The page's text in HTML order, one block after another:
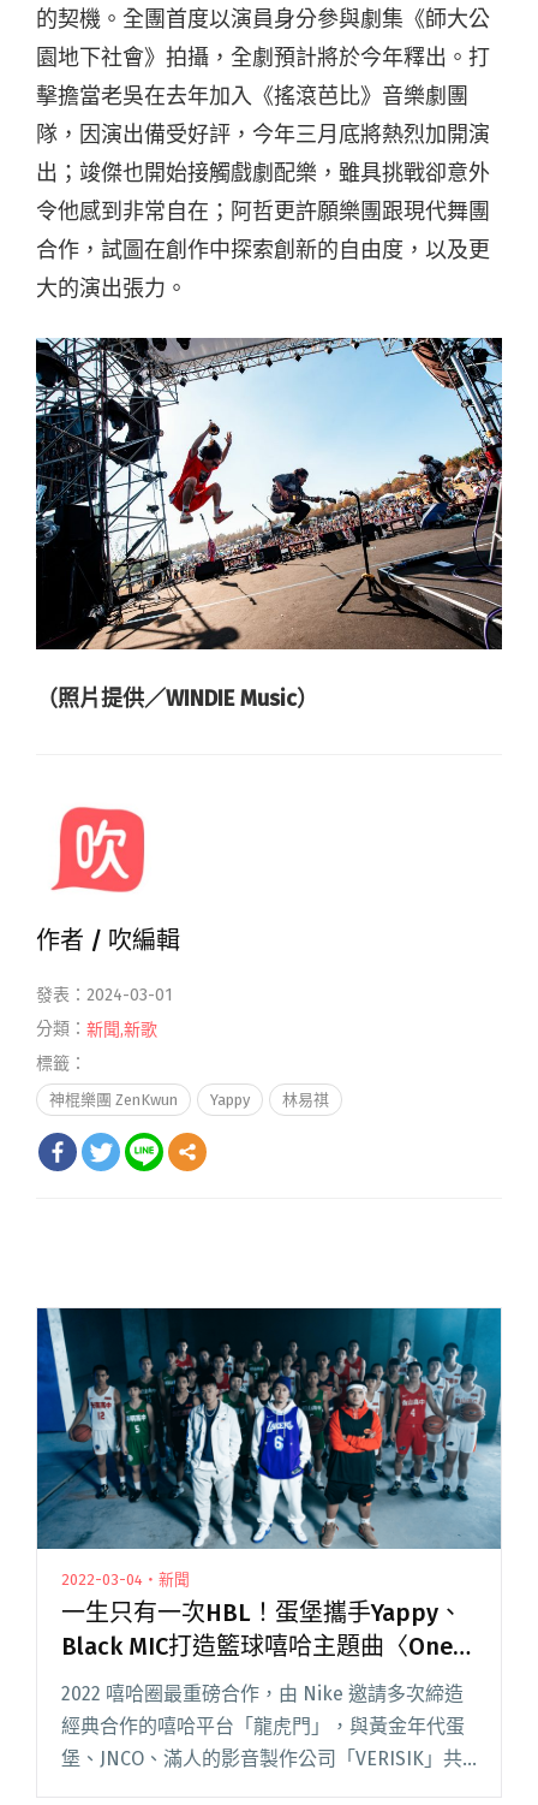
的契機。全團首度以演員身分參與劇集《師大公
園地下社會》拍攝，全劇預計將於今年釋出。打
擊擔當老吳在去年加入《搖滾芭比》音樂劇團
隊，因演出備受好評，今年三月底將熱烈加開演
出；竣傑也開始接觸戲劇配樂，雖具挑戰卻意外
令他感到非常自在；阿哲更許願樂團跟現代舞團
合作，試圖在創作中探索創新的自由度，以及更
大的演出張力。
（照片提供／WINDIE Music）
作者 / 吹編輯
發表：2024-03-01
分類： 新聞,新歌
標籤：
神棍樂團 ZenKwun Yappy 林易祺
2022-03-04・新聞
一生只有一次HBL！蛋堡攜手Yappy、
Black MIC打造籃球嘻哈主題曲〈One
Time〉
2022 嘻哈圈最重磅合作，由 Nike 邀請多次締造
經典合作的嘻哈平台「龍虎門」，與黃金年代蛋
堡、JNCO、滿人的影音製作公司「VERISIK」共
同聯手，為籃球與嘻哈圈帶來驚喜跨界合作主題